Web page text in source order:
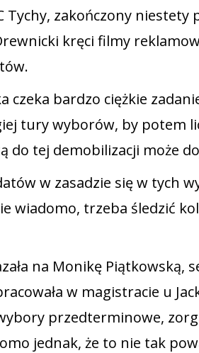
Tychy, zakończony niestety
kręci filmy
czeka bardzo ciężkie
tury wyborów, by potem
do tej demobilizacji może
w zasadzie się w tych
wiadomo, trzeba śledzić
na Monikę Piątkowską,
w magistracie u
wybory przedterminowe,
jednak, że to nie tak